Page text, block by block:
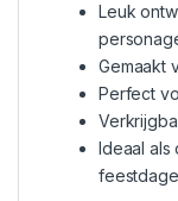
Leuk
Gemaakt
Perfect
Ideaal